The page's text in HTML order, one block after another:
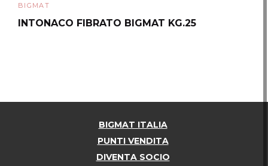
BIGMAT
INTONACO FIBRATO BIGMAT KG.25
BIGMAT ITALIA
PUNTI VENDITA
DIVENTA SOCIO